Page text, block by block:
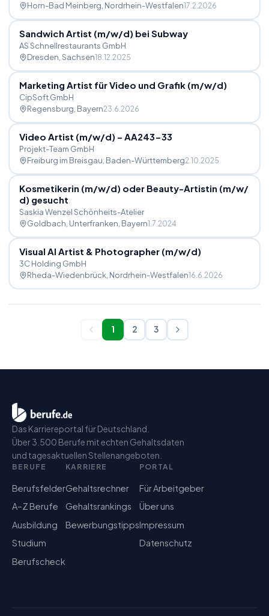
Horn-Bad Meinberg , Nordrhein-Westfalen17.2.2026
Sandwich Artist (m/w/d) bei Subway
AS Schnellrestaurants GmbH
Dresden , Sachsen18.12.2025
Marketing Artist für Video und Grafik (m/w/d)
CipSoft GmbH
Regensburg , Bayern23.6.2026
Video Artist (m/w/d) – AA243-33
Projekt-Team GmbH
Freiburg im Breisgau , Baden-Württemberg2.10.2025
Kosmetikerin (m/w/d) oder Beauty-Artistin (m/w/
d) gesucht
Saskia Wenzel Schönheits-Atelier
Goldbach, Unterfranken , Bayern1.7.2024
Visual AI Artist & Photographer (m/w/d)
3C Holding GmbH
Rheda-Wiedenbrück, Nordrhein-Westfalen16.6.2026
1 2 3
Das Karriereportal für Deutschland.
Über 3.500 Berufe mit echten Gehaltsdaten
und tagesaktuellen Stellenangeboten.
BERUFE
Berufsfelder
A–Z Berufe
Ausbildung
Studium
Berufscheck
KARRIERE
Gehaltsrechner
Gehaltsrankings
Bewerbungstipps
PORTAL
Für Arbeitgeber
Über uns
Impressum
Datenschutz